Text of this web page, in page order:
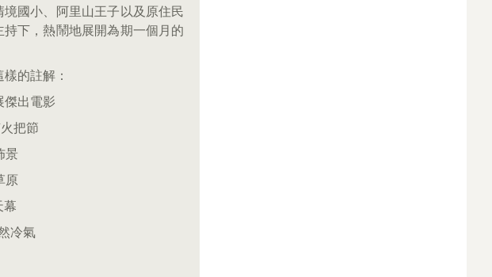
國小、阿里山王子以及原住民
下，熱鬧地展開為期一個月的
的註解：
傑出電影
把節
景
原
幕
冷氣